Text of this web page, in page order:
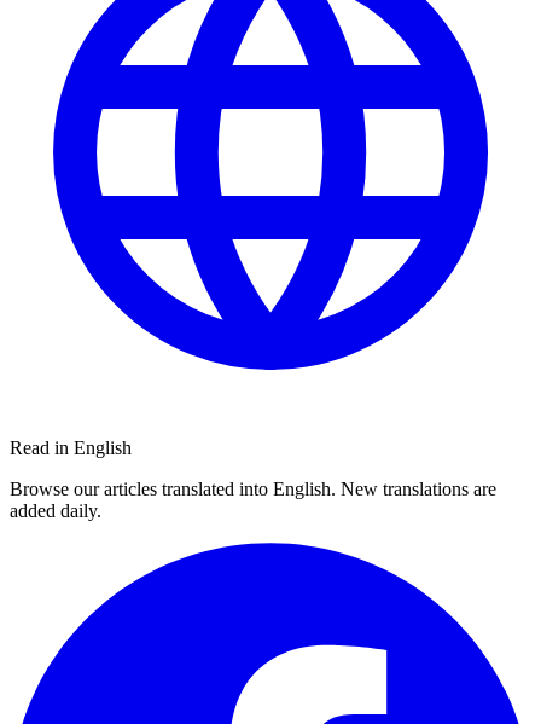
Read in English
Browse our articles translated into English. New translations are
added daily.